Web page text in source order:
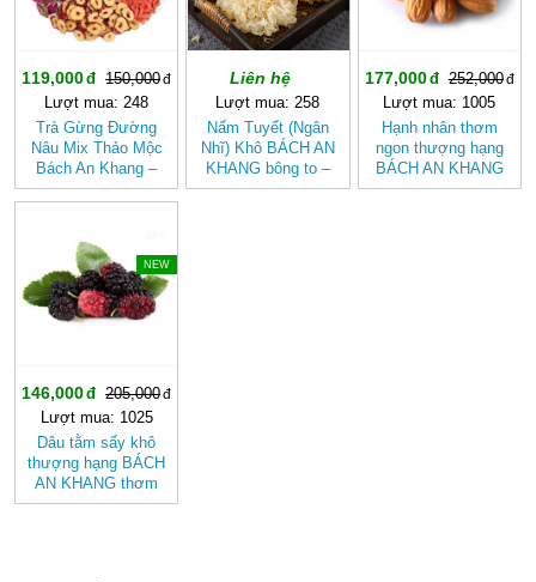
119,000
150,000
Lượt mua: 248
Trà Gừng Đường
Nâu Mix Thảo Mộc
Bách An Khang –
Thơm Ấm Tự Nhiên,
Liên hệ
Lượt mua: 258
Nấm Tuyết (Ngân
Nhĩ) Khô BÁCH AN
KHANG bông to –
Dưỡng Nhan, Nấu
177,000
252,000
Lượt mua: 1005
Hạnh nhân thơm
ngon thượng hạng
BÁCH AN KHANG
tốt cho sức khỏe,
NEW
146,000
205,000
Lượt mua: 1025
Dâu tằm sấy khô
thượng hạng BÁCH
AN KHANG thơm
ngon tự nhiên, tố cho